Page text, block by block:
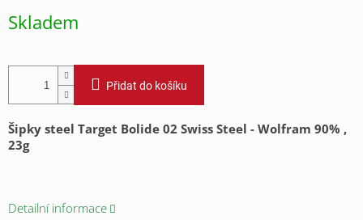
Skladem
Přidat do košíku
Šipky steel Target Bolide 02 Swiss Steel - Wolfram 90% ,
23g
Detailní informace